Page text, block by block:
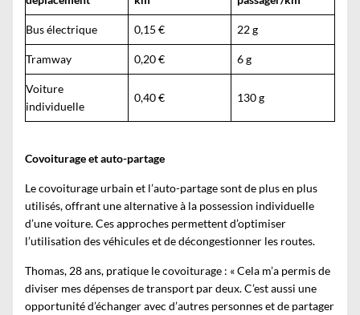
Bus électrique 0,15 € 22 g
Tramway 0,20 € 6 g
Voiture
individuelle
0,40 € 130 g
Covoiturage et auto-partage
Le covoiturage urbain et l’auto-partage sont de plus en plus
utilisés, offrant une alternative à la possession individuelle
d’une voiture. Ces approches permettent d’optimiser
l’utilisation des véhicules et de décongestionner les routes.
Thomas, 28 ans, pratique le covoiturage : « Cela m’a permis de
diviser mes dépenses de transport par deux. C’est aussi une
opportunité d’échanger avec d’autres personnes et de partager